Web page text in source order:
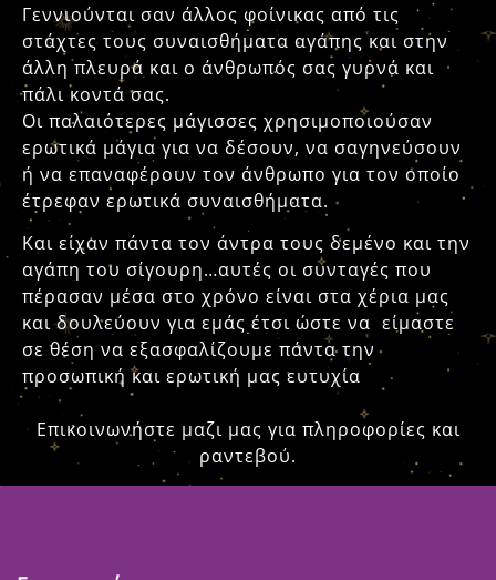
Γεννιούνται σαν άλλος φοίνικας από τις
στάχτες τους συναισθήματα αγάπης και στην
άλλη πλευρά και ο άνθρωπός σας γυρνά και
πάλι κοντά σας.
Οι παλαιότερες μάγισσες χρησιμοποιούσαν
ερωτικά μάγια για να δέσουν, να σαγηνεύσουν
ή να επαναφέρουν τον άνθρωπο για τον οποίο
έτρεφαν ερωτικά συναισθήματα.
Και είχαν πάντα τον άντρα τους δεμένο και την
αγάπη του σίγουρη…αυτές οι συνταγές που
πέρασαν μέσα στο χρόνο είναι στα χέρια μας
και δουλεύουν για εμάς έτσι ώστε να είμαστε
σε θέση να εξασφαλίζουμε πάντα την
προσωπική και ερωτική μας ευτυχία
Επικοινωνήστε μαζι μας για πληροφορίες και
ραντεβού.